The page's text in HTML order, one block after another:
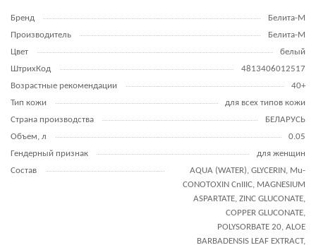
Бренд
Белита-М
Производитель
Белита-М
Цвет
белый
ШтрихКод
4813406012517
Возрастные рекомендации
40+
Тип кожи
для всех типов кожи
Страна производства
БЕЛАРУСЬ
Объем, л
0.05
Гендерный признак
для женщин
Состав
AQUA (WATER), GLYCERIN, Mu-
CONOTOXIN CnIIIC, MAGNESIUM
ASPARTATE, ZINC GLUCONATE,
COPPER GLUCONATE,
POLYSORBATE 20, ALOE
BARBADENSIS LEAF EXTRACT,